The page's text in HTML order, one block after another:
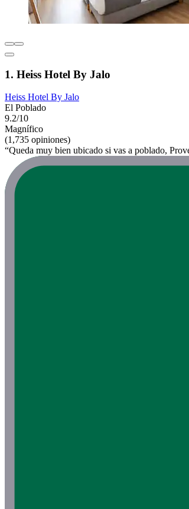
1. Heiss Hotel By Jalo
Heiss Hotel By Jalo
El Poblado
9.2/10
Magnífico
(1,735 opiniones)
“Queda muy bien ubicado si vas a poblado,